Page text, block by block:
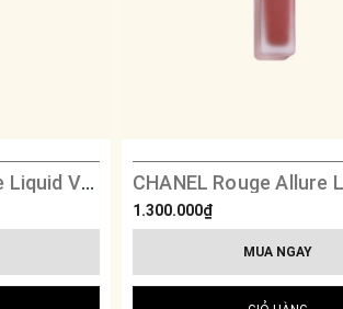
CHANEL Rouge Allure Liquid Velvet - 234 Enigmatique
1.300.000₫
MUA NGAY